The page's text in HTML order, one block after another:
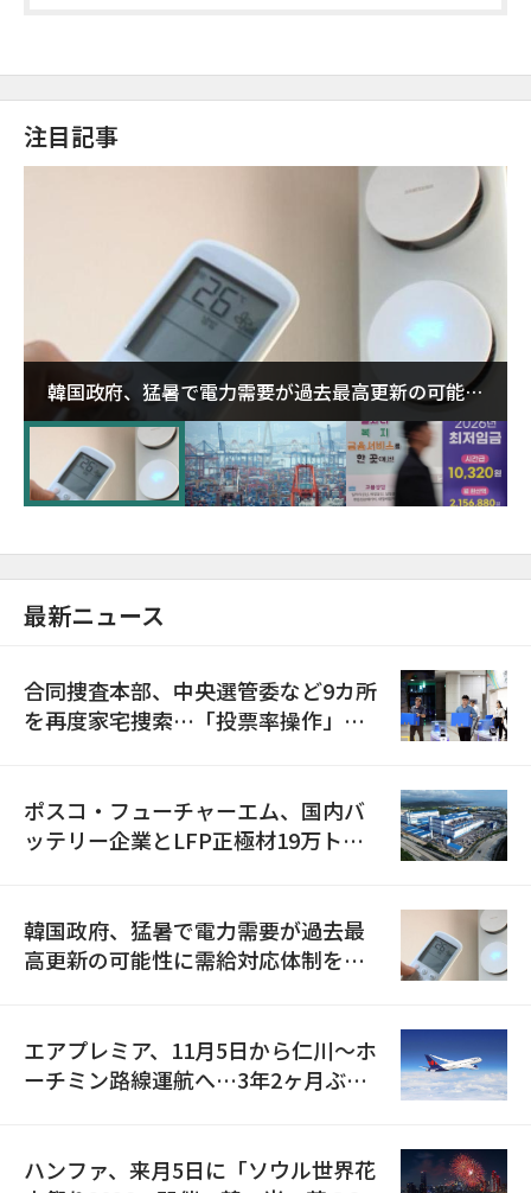
注目記事
韓国政府、猛暑で電力需要が過去最高更新の可能性
に需給対応体制を点検
最新ニュース
合同捜査本部、中央選管委など9カ所
を再度家宅捜索…「投票率操作」の
ポスコ・フューチャーエム、国内バ
ッテリー企業とLFP正極材19万トン
韓国政府、猛暑で電力需要が過去最
高更新の可能性に需給対応体制を点
エアプレミア、11月5日から仁川〜ホ
ーチミン路線運航へ…3年2ヶ月ぶり
ハンファ、来月5日に「ソウル世界花